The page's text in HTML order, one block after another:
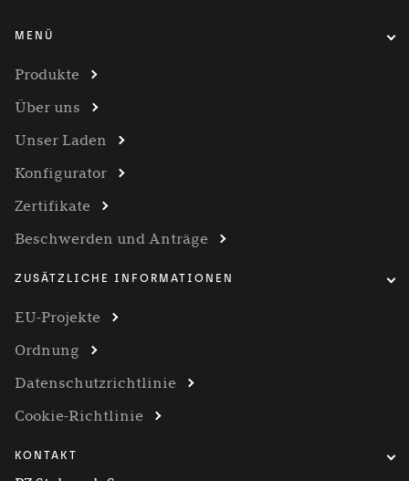
MENÜ
Produkte
Über uns
Unser Laden
Konfigurator
Zertifikate
Beschwerden und Anträge
ZUSÄTZLICHE INFORMATIONEN
EU-Projekte
Ordnung
Datenschutzrichtlinie
Cookie-Richtlinie
KONTAKT